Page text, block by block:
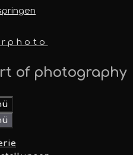
of photography